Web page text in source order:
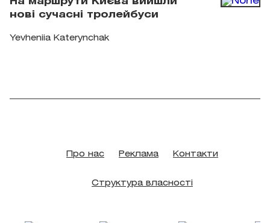
нові сучасні тролейбуси
Yevheniia Katerynchak
Про нас Реклама Контакти
Структура власності